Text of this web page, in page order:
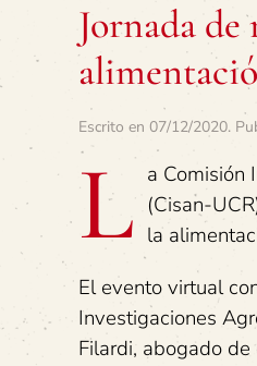
Jornada
Escrito en 07/12/2020.
L a Comisión
(Cisan-
la
El evento virtual
Investigaciones
Filardi, abogado